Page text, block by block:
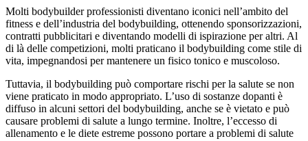
Molti bodybuilder professionisti diventano iconici nell’ambito del
fitness e dell’industria del bodybuilding, ottenendo sponsorizzazioni,
contratti pubblicitari e diventando modelli di ispirazione per altri. Al
di là delle competizioni, molti praticano il bodybuilding come stile di
vita, impegnandosi per mantenere un fisico tonico e muscoloso.
Tuttavia, il bodybuilding può comportare rischi per la salute se non
viene praticato in modo appropriato. L’uso di sostanze dopanti è
diffuso in alcuni settori del bodybuilding, anche se è vietato e può
causare problemi di salute a lungo termine. Inoltre, l’eccesso di
allenamento e le diete estreme possono portare a problemi di salute